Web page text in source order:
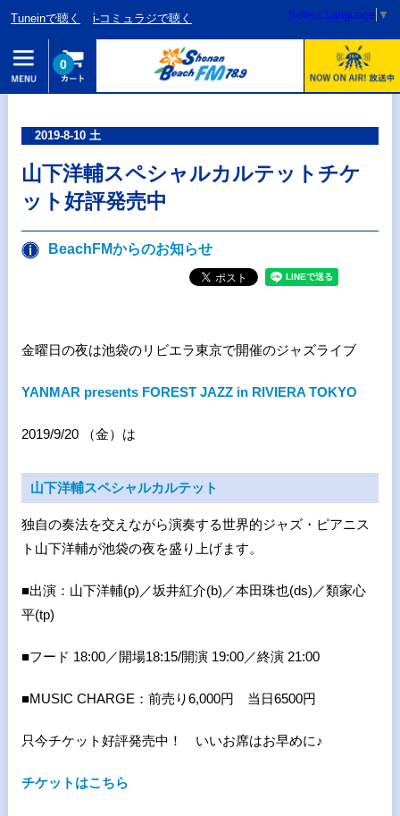
Tuneinで聴く i-コミュラジで聴く Select Language ▼
0
2019-8-10 土
山下洋輔スペシャルカルテットチケ
ット好評発売中
BeachFMからのお知らせ
金曜日の夜は池袋のリビエラ東京で開催のジャズライブ
YANMAR presents FOREST JAZZ in RIVIERA TOKYO
2019/9/20 （金）は
山下洋輔スペシャルカルテット
独自の奏法を交えながら演奏する世界的ジャズ・ピアニス
ト山下洋輔が池袋の夜を盛り上げます。
■出演： 山下洋輔(p)／坂井紅介(b)／本田珠也(ds)／類家心
平(tp)
■フード 18:00／開場18:15/開演 19:00／終演 21:00
■MUSIC CHARGE： 前売り6,000円 当日6500円
只今チケット好評発売中！ いいお席はお早めに♪
チケットはこちら